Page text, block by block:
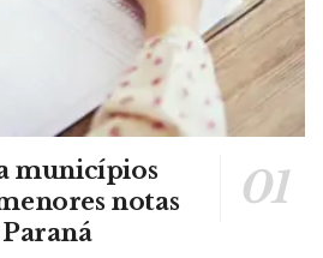
municípios
notas